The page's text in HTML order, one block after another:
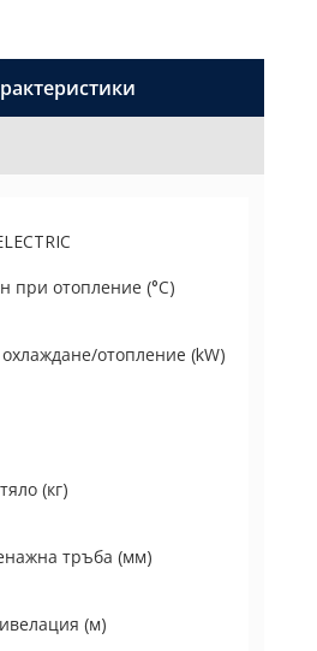
при отопление (°C)
отоплениe (kW)
(кг)
тръба (мм)
(м)